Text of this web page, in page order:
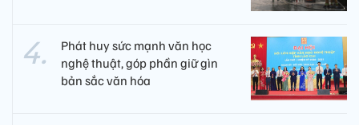
Phát huy sức mạnh văn học
nghệ thuật, góp phần giữ gìn
bản sắc văn hóa